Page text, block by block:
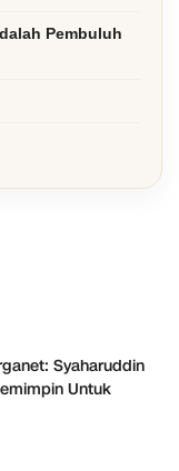
Pembuluh
Syaharuddin
Untuk